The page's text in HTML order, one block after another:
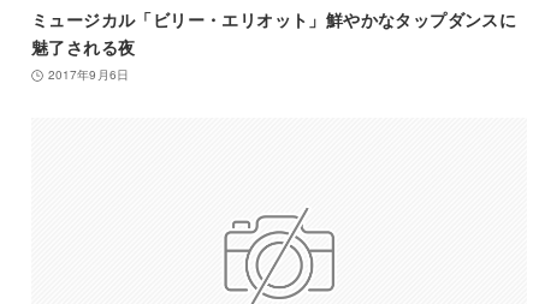
ミュージカル「ビリー・エリオット」鮮やかなタップダンスに
魅了される夜
2017年9月6日